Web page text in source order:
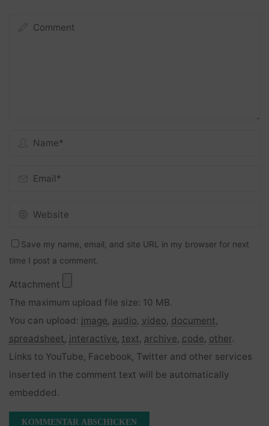
Save my name, email, and site URL in my browser for next
time I post a comment.
Attachment
The maximum upload file size: 10 MB.
You can upload: image, audio, video, document,
spreadsheet, interactive, text, archive, code, other.
Links to YouTube, Facebook, Twitter and other services
inserted in the comment text will be automatically
embedded.